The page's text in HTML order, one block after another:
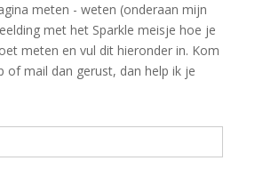
meten - weten (onderaan mijn
met het Sparkle meisje hoe je
meten en vul dit hieronder in. Kom
of mail dan gerust, dan help ik je